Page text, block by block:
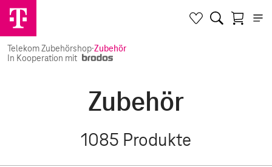
Telekom Zubehörshop·Zubehör
In Kooperation mit
Zubehör
1085 Produkte